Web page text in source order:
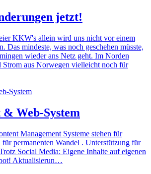
jetzt!
KKW's allein wird uns nicht vor einem
Das mindeste, was noch geschehen müsste,
wieder ans Netz geht. Im Norden
aus Norwegen vielleicht noch für
Web-System
Management Systeme stehen für
permanenten Wandel . Unterstützung für
Social Media: Eigene Inhalte auf eigenen
Aktualisierun…